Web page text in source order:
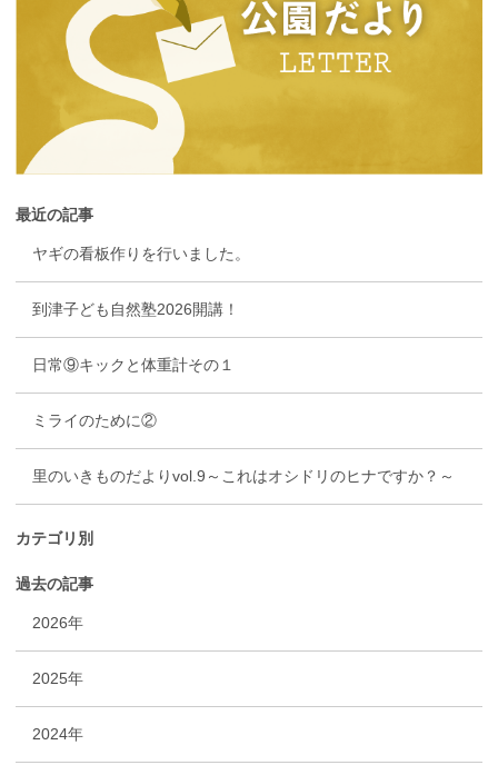
最近の記事
ヤギの看板作りを行いました。
到津子ども自然塾2026開講！
日常⑨キックと体重計その１
ミライのために②
里のいきものだよりvol.9～これはオシドリのヒナですか？～
カテゴリ別
過去の記事
2026年
2025年
2024年